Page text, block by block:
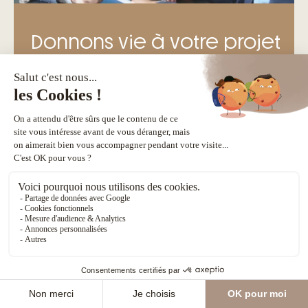
Donnons vie à votre projet
Échangeons sur vos aspirations, attentes,
idées, et profitez de conseils personnalisés.
Ensemble, transformons votre rêve en réalité !
DISCUTER AVEC MON COACH PROJET